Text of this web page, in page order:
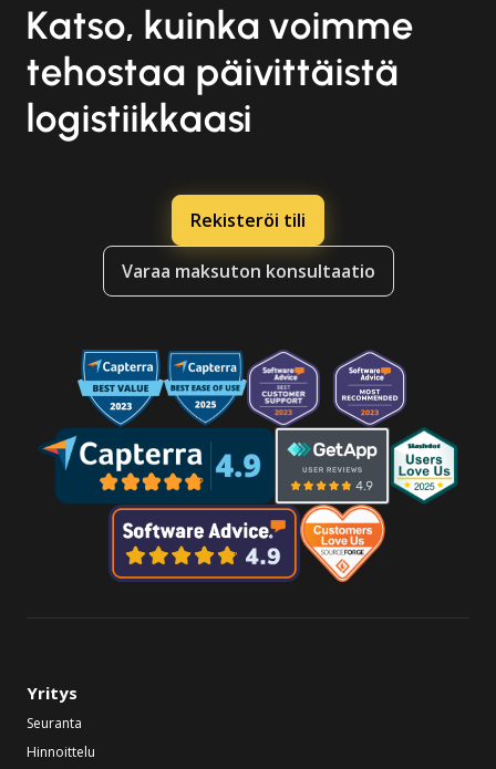
Katso, kuinka voimme
tehostaa päivittäistä
logistiikkaasi
Rekisteröi tili
Varaa maksuton konsultaatio
Yritys
Seuranta
Hinnoittelu